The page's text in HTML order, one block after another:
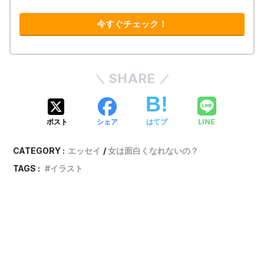
今すぐチェック！
SHARE
ポスト シェア はてブ LINE
CATEGORY : エッセイ
女は面白くなれないの？
TAGS :
イラスト